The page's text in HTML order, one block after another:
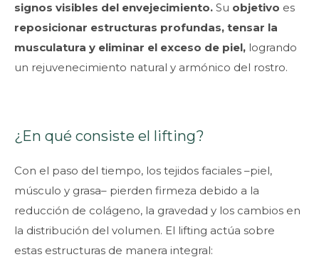
signos visibles del envejecimiento. Su objetivo es
reposicionar estructuras profundas, tensar la
musculatura y eliminar el exceso de piel, logrando
un rejuvenecimiento natural y armónico del rostro.
¿En qué consiste el lifting?
Con el paso del tiempo, los tejidos faciales –piel,
músculo y grasa– pierden firmeza debido a la
reducción de colágeno, la gravedad y los cambios en
la distribución del volumen. El lifting actúa sobre
estas estructuras de manera integral: